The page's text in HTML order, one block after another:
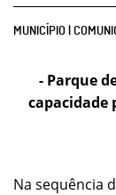
MUNICÍPIO |
- Parque
capacidade
Na sequência